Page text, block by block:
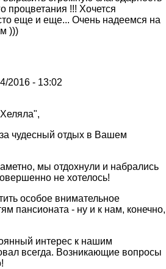
процветания !!! Хочется
еще и еще... Очень надеемся на
)))
2016 - 13:02
чудесный отдых в Вашем
мы отдохнули и набрались
не хотелось!
особое внимательное
пансионата - ну и к нам, конечно,
интерес к нашим
всегда. Возникающие вопросы